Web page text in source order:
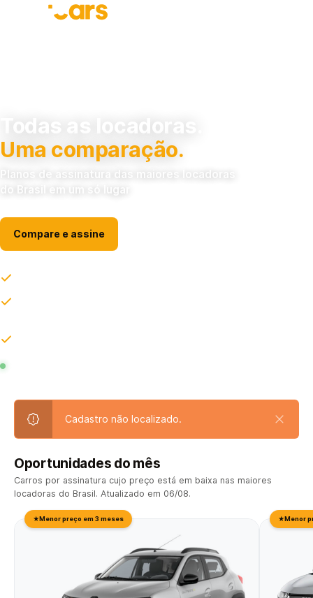
Todas as locadoras.
Uma comparação.
Planos de assinatura das maiores locadoras
do Brasil em um só lugar
Compare e assine
Cadastro não localizado.
Oportunidades do mês
Carros por assinatura cujo preço está em baixa nas maiores
locadoras do Brasil. Atualizado em 06/08.
★Menor preço em 3 meses ★Menor